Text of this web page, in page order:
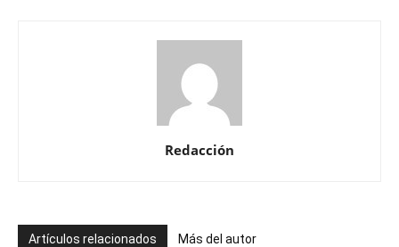
Redacción
Artículos relacionados Más del autor